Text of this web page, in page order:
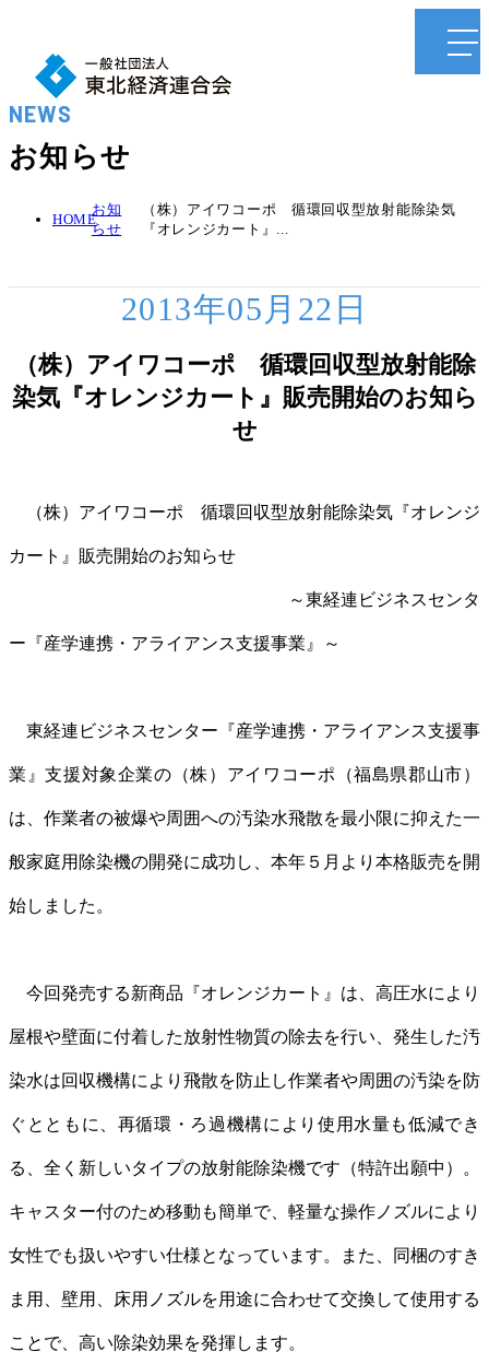
NEWS
お知らせ
HOME
お知
らせ
（株）アイワコーポ 循環回収型放射能除染気
『オレンジカート』...
2013年05月22日
（株）アイワコーポ 循環回収型放射能除
染気『オレンジカート』販売開始のお知ら
せ
（株）アイワコーポ 循環回収型放射能除染気『オレンジ
カート』販売開始のお知らせ
～東経連ビジネスセンタ
ー『産学連携・アライアンス支援事業』～
東経連ビジネスセンター『産学連携・アライアンス支援事
業』支援対象企業の（株）アイワコーポ（福島県郡山市）
は、作業者の被爆や周囲への汚染水飛散を最小限に抑えた一
般家庭用除染機の開発に成功し、本年５月より本格販売を開
始しました。
今回発売する新商品『オレンジカート』は、高圧水により
屋根や壁面に付着した放射性物質の除去を行い、発生した汚
染水は回収機構により飛散を防止し作業者や周囲の汚染を防
ぐとともに、再循環・ろ過機構により使用水量も低減でき
る、全く新しいタイプの放射能除染機です（特許出願中）。
キャスター付のため移動も簡単で、軽量な操作ノズルにより
女性でも扱いやすい仕様となっています。また、同梱のすき
ま用、壁用、床用ノズルを用途に合わせて交換して使用する
ことで、高い除染効果を発揮します。